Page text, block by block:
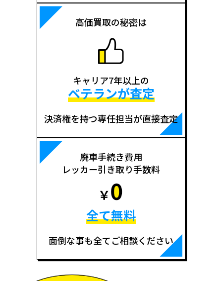
高価買取の秘密は
キャリア7年以上の
ベテランが査定
決済権を持つ専任担当が直接査定
廃車手続き費用
レッカー引き取り手数料
全て無料
面倒な事も全てご相談ください